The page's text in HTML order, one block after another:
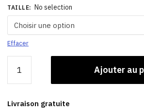
TAILLE: No selection
Effacer
Chapka
|
Ajouter au
Livraison gratuite